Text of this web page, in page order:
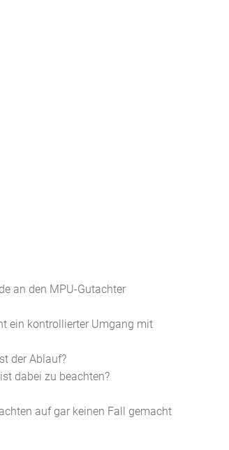
an den MPU-Gutachter
ein kontrollierter Umgang mit
der Ablauf?
dabei zu beachten?
auf gar keinen Fall gemacht